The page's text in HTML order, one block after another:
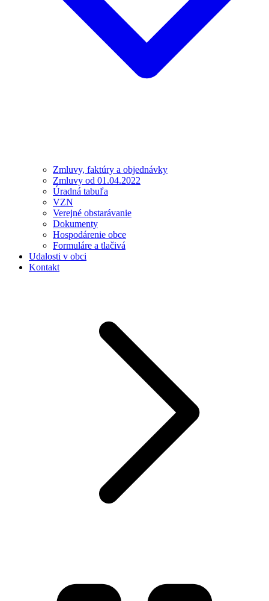
Zmluvy, faktúry a objednávky
Zmluvy od 01.04.2022
Úradná tabuľa
VZN
Verejné obstarávanie
Dokumenty
Hospodárenie obce
Formuláre a tlačivá
Udalosti v obci
Kontakt